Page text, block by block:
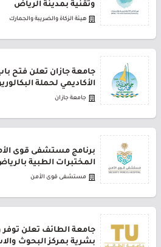
وتقنية بمدينة الرياض
هيئة الزكاة والضريبة والجمارك
جامعة جازان تعلن فتح
الأكاديمي لحملة
جامعة جازان
برنامج مستشفى قوى
المختبرات الطبية
مستشفى قوى الأمن
جامعة الطائف تعلن
بشرية بمركز البحوث